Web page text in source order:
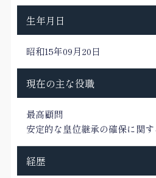
生年月日
昭和15年09月20日
現在の主な役職
最高顧問
安定的な皇位継承の確保に関
経歴